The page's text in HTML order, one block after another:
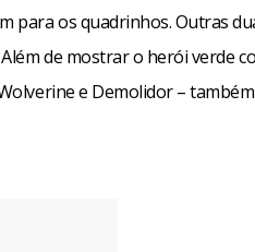
para os quadrinhos. Outras
de mostrar o herói verde
e Demolidor –